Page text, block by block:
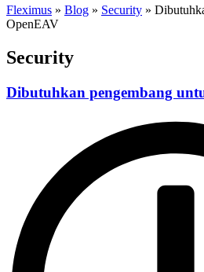
Fleximus » Blog » Security »
OpenEAV
Security
Dibutuhkan pengembang